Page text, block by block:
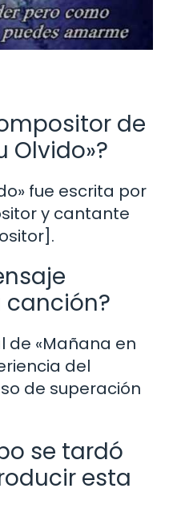
de
Olvido»?
fue escrita por
y cantante
de «Mañana en
del
de superación
se tardó
esta